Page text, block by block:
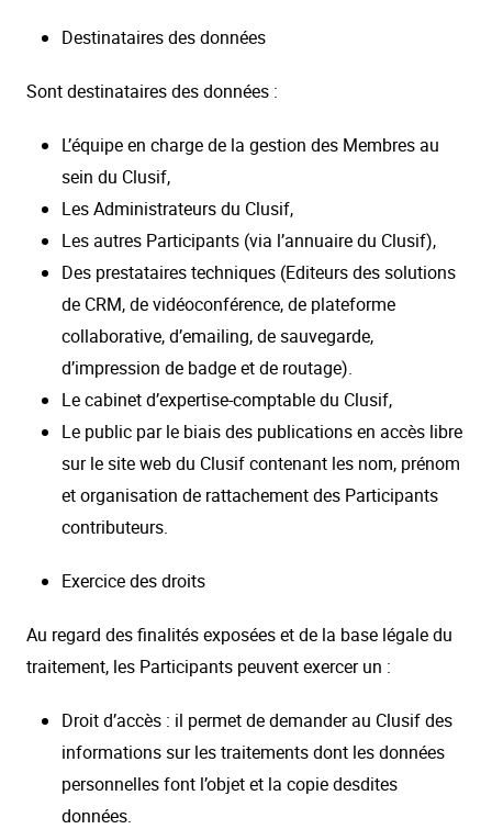
Destinataires des données
Sont destinataires des données :
L’équipe en charge de la gestion des Membres au
sein du Clusif,
Les Administrateurs du Clusif,
Les autres Participants (via l’annuaire du Clusif),
Des prestataires techniques (Editeurs des solutions
de CRM, de vidéoconférence, de plateforme
collaborative, d’emailing, de sauvegarde,
d’impression de badge et de routage).
Le cabinet d’expertise-comptable du Clusif,
Le public par le biais des publications en accès libre
sur le site web du Clusif contenant les nom, prénom
et organisation de rattachement des Participants
contributeurs.
Exercice des droits
Au regard des finalités exposées et de la base légale du
traitement, les Participants peuvent exercer un :
Droit d’accès : il permet de demander au Clusif des
informations sur les traitements dont les données
personnelles font l’objet et la copie desdites
données.